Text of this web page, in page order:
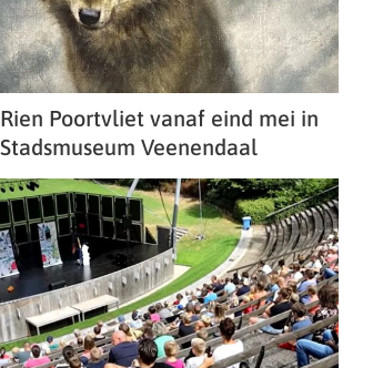
Rien Poortvliet vanaf eind mei in
Stadsmuseum Veenendaal